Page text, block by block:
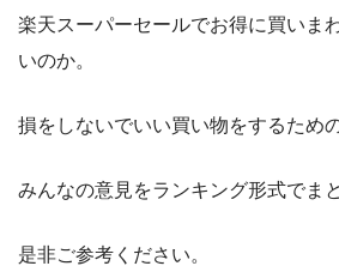
楽天スーパーセールでお得に買いま
いのか。
損をしないでいい買い物をするため
みんなの意見をランキング形式でま
是非ご参考ください。